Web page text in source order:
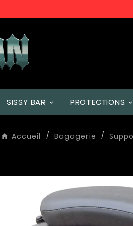
SISSY BAR PROTECTIONS
Accueil Bagagerie